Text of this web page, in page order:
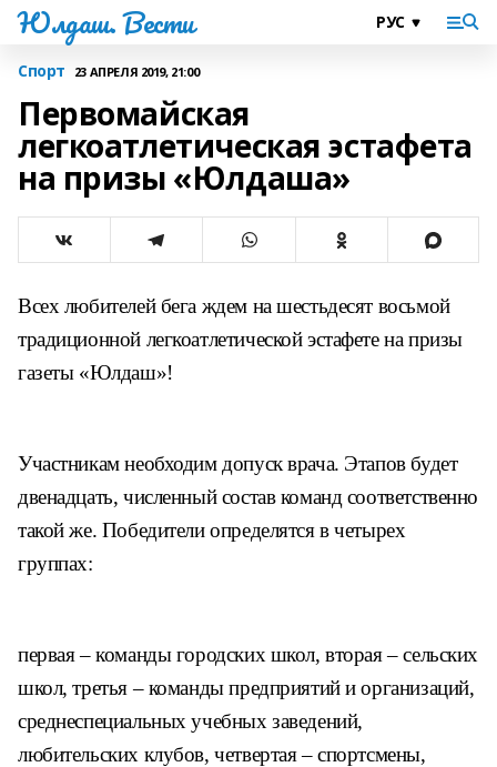
Юлдаш. Вести
Спорт 23 АПРЕЛЯ 2019, 21:00
Первомайская
легкоатлетическая эстафета
на призы «Юлдаша»
Всех любителей бега ждем на шестьдесят восьмой
традиционной легкоатлетическойэстафете на призы
газеты «Юлдаш»!
Участникам необходим допуск врача. Этапов будет
двенадцать, численный состав команд соответственно
такой же. Победители определятся в четырех
группах:
первая – команды городских школ, вторая – сельских
школ,третья – команды предприятий и организаций,
среднеспециальных учебных заведений,
любительских клубов,четвертая – спортсмены,